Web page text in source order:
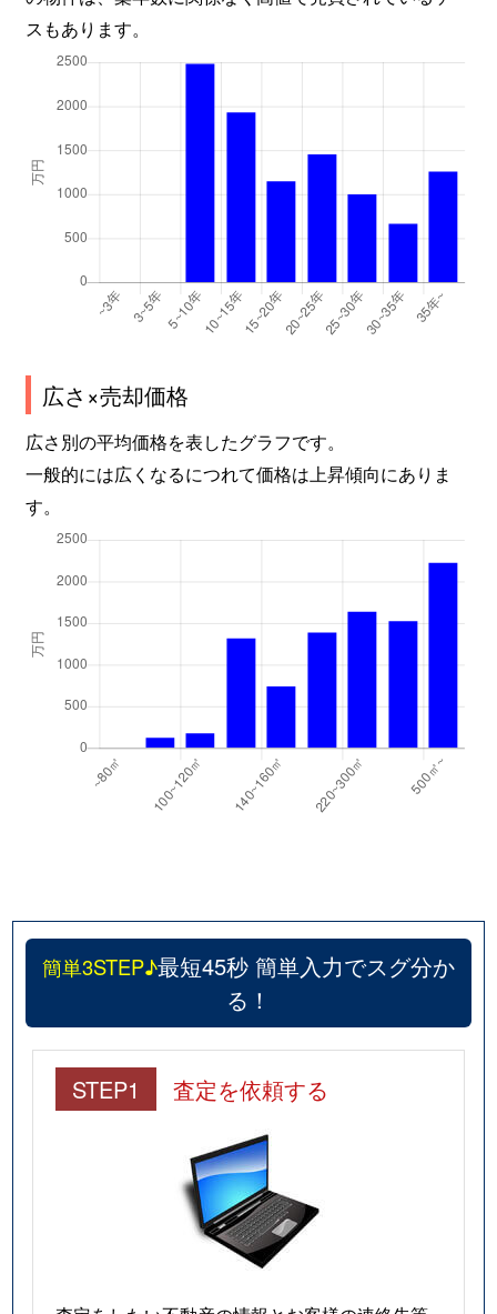
スもあります。
広さ×売却価格
広さ別の平均価格を表したグラフです。
一般的には広くなるにつれて価格は上昇傾向にありま
す。
簡単3STEP♪最短45秒 簡単入力でスグ分か
る！
STEP1 査定を依頼する